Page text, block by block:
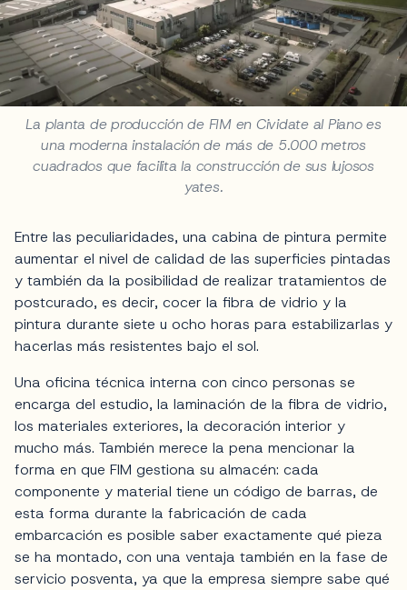
La planta de producción de FIM en Cividate al Piano es
una moderna instalación de más de 5.000 metros
cuadrados que facilita la construcción de sus lujosos
yates.
Entre las peculiaridades, una cabina de pintura permite
aumentar el nivel de calidad de las superficies pintadas
y también da la posibilidad de realizar tratamientos de
postcurado, es decir, cocer la fibra de vidrio y la
pintura durante siete u ocho horas para estabilizarlas y
hacerlas más resistentes bajo el sol.
Una oficina técnica interna con cinco personas se
encarga del estudio, la laminación de la fibra de vidrio,
los materiales exteriores, la decoración interior y
mucho más. También merece la pena mencionar la
forma en que FIM gestiona su almacén: cada
componente y material tiene un código de barras, de
esta forma durante la fabricación de cada
embarcación es posible saber exactamente qué pieza
se ha montado, con una ventaja también en la fase de
servicio posventa, ya que la empresa siempre sabe qué